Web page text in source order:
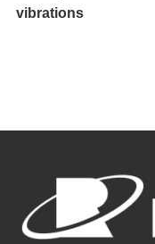
vibrations